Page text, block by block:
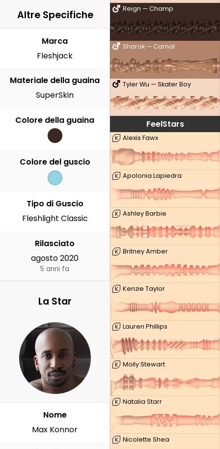
Reign — Champ
Sharok — Carnal
Tyler Wu — Skater Boy
FeelStars
K Alexis Fawx
K Apolonia Lapiedra
K Ashley Barbie
K Britney Amber
K Kenzie Taylor
K Lauren Phillips
K Molly Stewart
K Natalia Starr
K Nicolette Shea
Altre Specifiche
Marca
Fleshjack
Materiale della guaina
SuperSkin
Colore della guaina
Colore del guscio
Tipo di Guscio
Fleshlight Classic
Rilasciato
agosto 2020
5 anni fa
La Star
Nome
Max Konnor